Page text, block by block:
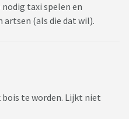
taxi spelen en
artsen (als die dat wil).
te worden. Lijkt niet